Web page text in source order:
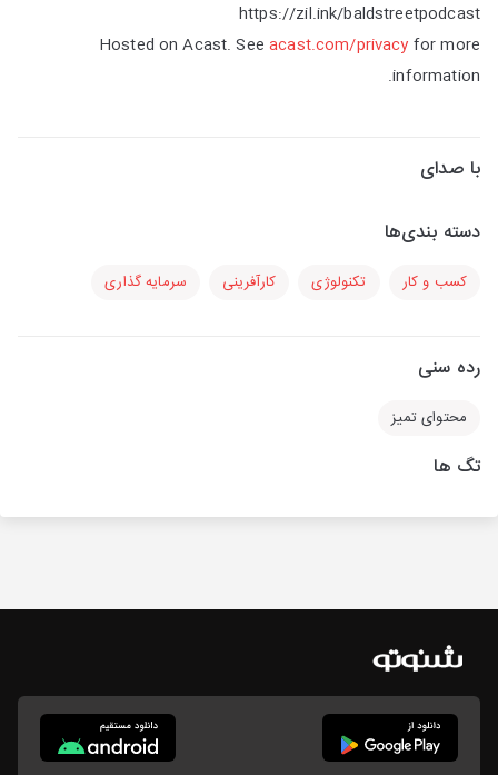
https://zil.ink/baldstreetpodcast
Hosted on Acast. Seeacast.com/privacy for more
information.
با صدای
دسته بندی‌ها
کسب و کار تکنولوژی کارآفرینی سرمایه گذاری
رده سنی
محتوای تمیز
تگ ها